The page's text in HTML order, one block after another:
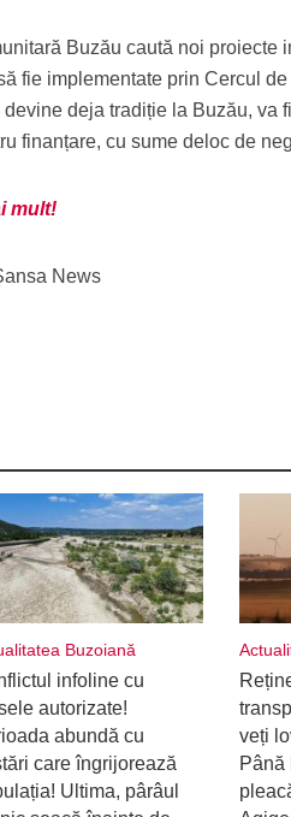
Buzău caută noi proiecte
fie implementate prin Cercul
deja tradiție la Buzău, va
finanțare, cu sume deloc de
mult!
News
Buzoiană
infoline cu
autorizate!
abundă cu
care îngrijorează
Ultima, pârâul
veți
Până